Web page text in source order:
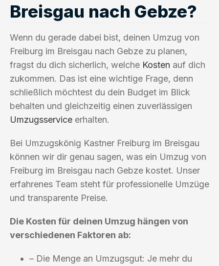
Breisgau nach Gebze?
Wenn du gerade dabei bist, deinen Umzug von
Freiburg im Breisgau nach Gebze zu planen,
fragst du dich sicherlich, welche Kosten auf dich
zukommen. Das ist eine wichtige Frage, denn
schließlich möchtest du dein Budget im Blick
behalten und gleichzeitig einen zuverlässigen
Umzugsservice erhalten.
Bei Umzugskönig Kastner Freiburg im Breisgau
können wir dir genau sagen, was ein Umzug von
Freiburg im Breisgau nach Gebze kostet. Unser
erfahrenes Team steht für professionelle Umzüge
und transparente Preise.
Die Kosten für deinen Umzug hängen von
verschiedenen Faktoren ab:
– Die Menge an Umzugsgut: Je mehr du